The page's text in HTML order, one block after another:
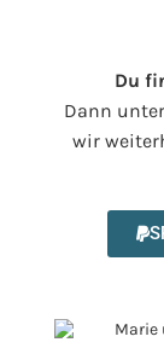
Du
Dann
wir